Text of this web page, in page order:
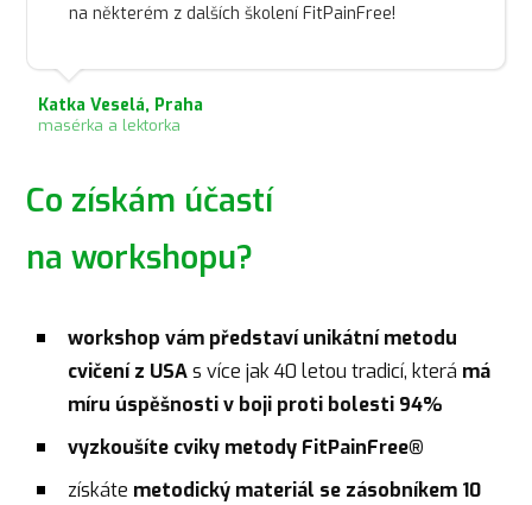
na některém z dalších školení FitPainFree!
Katka Veselá, Praha
masérka a lektorka
Co získám účastí
na workshopu?
workshop vám představí unikátní metodu
cvičení z USAs více jak 40 letou tradicí, která má
míru úspěšnosti v boji proti bolesti 94%
vyzkoušíte cviky metody FitPainFree®
získáte metodický materiál se zásobníkem 10